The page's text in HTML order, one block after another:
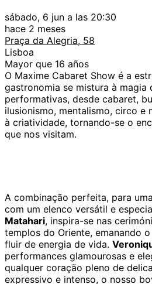
sábado, 6 jun a las 20:30
hace 2 meses
Praça da Alegria, 58
Lisboa
Mayor que 16 años
O Maxime Cabaret Show é a
gastronomia se mistura à magia
performativas, desde cabaret,
ilusionismo, mentalismo, circo e
à criatividade, tornando-se o
que nos visitam.
A combinação perfeita, para
com um elenco versátil e
Matahari, inspira-se nas
templos do Oriente, emanando
fluir de energia de vida.
performances glamourosas e
qualquer coração pleno de
expressivo e intenso, o nosso